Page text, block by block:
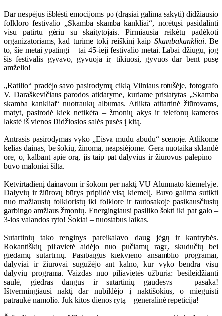
Dar nespėjus išblėsti emocijoms po (drąsiai galima sakyti) didžiausio
folkloro festivalio „Skamba skamba kankliai“, norėtųsi pasidalinti
visu patirtu gėriu su skaitytojais. Pirmiausia reikėtų padėkoti
organizatoriams, kad turime tokį reiškinį kaip Skambakankliai. Be
to, šie metai ypatingi – tai 45-ieji festivalio metai. Labai džiugu, jog
šis festivalis gyvavo, gyvuoja ir, tikiuosi, gyvuos dar bent pusę
amželio!
„Ratilio“ pradėjo savo pasirodymų ciklą Vilniaus rotušėje, fotografo
V. Daraškevičiaus parodos atidaryme, kuriame pristatytas „Skamba
skamba kankliai“ nuotraukų albumas. Atlikta atitartinė žiūrovams,
matyt, pasirodė kiek netikėta – žmonių akys ir telefonų kameros
lakstė iš vienos Didžiosios salės pusės į kitą.
Antrasis pasirodymas vyko „Eisva mudu abudu“ scenoje. Atlikome
kelias dainas, be šokių, žinoma, neapsiėjome. Gera nuotaika sklandė
ore, o, kalbant apie orą, jis taip pat dalyvius ir žiūrovus palepino –
buvo maloniai šilta.
Ketvirtadienį dainavom ir šokom per naktį VU Alumnato kiemelyje.
Dalyvių ir žiūrovų būrys pripildė visą kiemelį. Buvo galima sutikti
nuo mažiausių folkloristų iki folklore ir tautosakoje pasikausčiusių
garbingo amžiaus žmonių. Energingiausi pasiliko šokti iki pat galo –
3-ios valandos ryto! Šokiai – nuostabus laikas.
Sutartinių tako renginys pareikalavo daug jėgų ir kantrybės.
Rokantiškių piliavietė aidėjo nuo pučiamų ragų, skudučių bei
giedamų sutartinių. Pasibaigus kiekvieno ansamblio programai,
dalyviai ir žiūrovai sugužėjo ant kalno, kur vyko bendra visų
dalyvių programa. Vaizdas nuo piliavietės užburia: besileidžianti
saulė, giedras dangus ir sutartinių gaudesys – pasaka!
Ištvermingiausi naktį dar nubildėjo į naktišokius, o mieguisti
patraukė namolio. Juk kitos dienos rytą – generalinė repeticija!